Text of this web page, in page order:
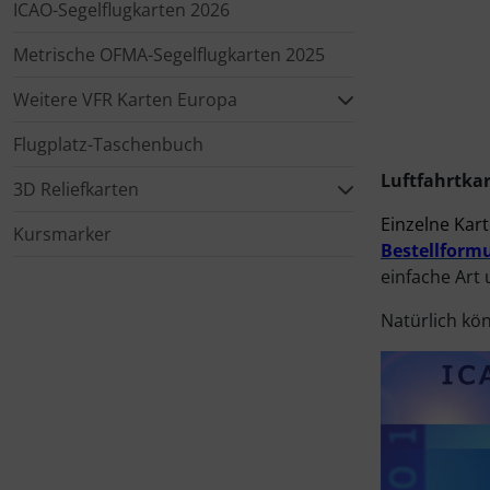
ICAO-Segelflugkarten 2026
Metrische OFMA-Segelflugkarten 2025
Weitere VFR Karten Europa
Flugplatz-Taschenbuch
3D Reliefkarten
Kursmarker
Einzelne
einfache Art
Natürlich
Elektrik, Kabel und Co.
ELT, Notsender
Fallschirme
Fallschirmspringer
Zubehör und Ersatzteile für Instrumente
Fliegerkarten
Fliegerspiele
Fliegeruhren
IMPACTFOAM
Kniebretter
Literatur / Bücher